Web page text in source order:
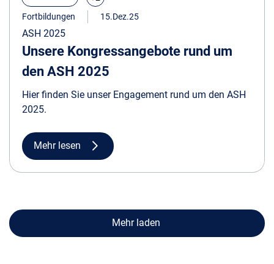
Fortbildungen
15.Dez.25
ASH 2025
Unsere Kongressangebote rund um
den ASH 2025
Hier finden Sie unser Engagement rund um den ASH
2025.
Mehr lesen
Mehr laden